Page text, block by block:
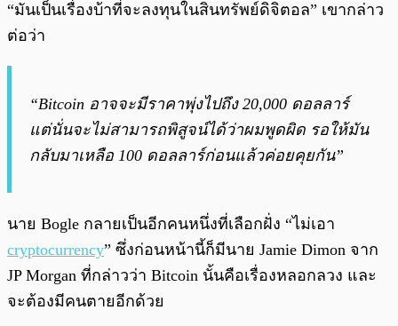
“มันเป็นเรื่องบ้าที่จะลงทุนในสินทรัพย์ดิจิตอล” เขากล่าว
ต่อว่า
“Bitcoin อาจจะมีราคาพุ่งไปถึง 20,000 ดอลลาร์
แต่นั่นจะไม่สามารถพิสูจน์ได้ว่าผมพูดผิด รอให้มัน
กลับมาเหลือ 100 ดอลลาร์ก่อนแล้วค่อยคุยกัน”
นาย Bogle กลายเป็นอีกคนหนึ่งที่เลือกฝั่ง “ไม่เอา
cryptocurrency” ซึ่งก่อนหน้านี้ก็มีนาย Jamie Dimon จาก
JP Morgan ที่กล่าวว่า Bitcoin นั้นคือเรื่องหลอกลวง และ
จะต้องมีคนตายอีกด้วย